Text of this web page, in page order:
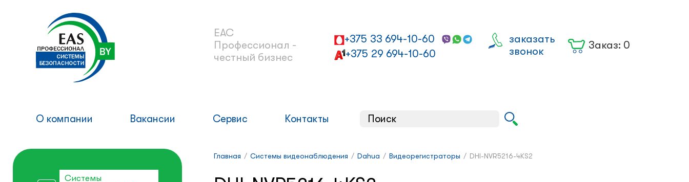
ЕАС
Профессионал -
честный бизнес
+375 33 694-10-60
+375 29 694-10-60
заказать
звонок
Заказ: 0
О компании Вакансии Сервис Контакты
Системы
Главная / Системы видеонаблюдения / Dahua / Видеорегистраторы / DHI-NVR5216-4KS2